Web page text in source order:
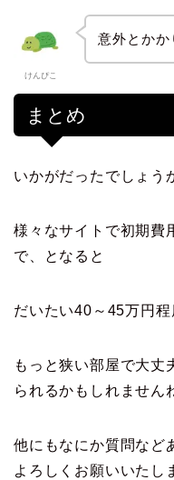
けんぴこ
意外とかか
まとめ
いかがだったでしょう
様々なサイトで初期費
で、となると
だいたい40～45万円
もっと狭い部屋で大丈
られるかもしれません
他にもなにか質問など
よろしくお願いいたし